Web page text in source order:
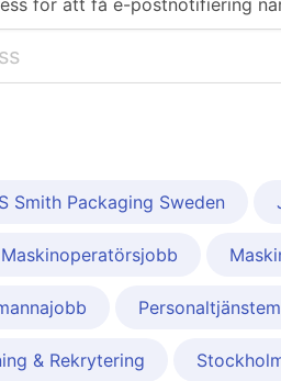
för att få e-postnotifiering
Smith Packaging Sweden
Maskinoperatörsjobb
& Rekrytering